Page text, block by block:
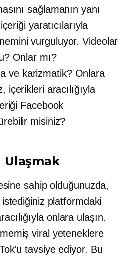
sağlamanın yanı
yaratıcılarıyla
vurguluyor. Videolar
Onlar mı?
ve karizmatik? Onlara
içerikleri aracılığıyla
Facebook
misiniz?
sahip olduğunuzda,
platformdaki
onlara ulaşın.
viral yeteneklere
tavsiye ediyor. Bu